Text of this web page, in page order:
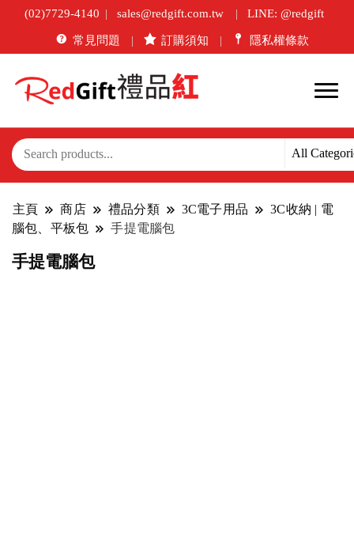
(02)7729-4140 sales@redgift.com.tw LINE: @redgift
常見問題 訂購須知 隱私權條款
主頁 商店 禮品分類 3C電子用品
3C收納 | 電
腦包、平板包
手提電腦包
手提電腦包